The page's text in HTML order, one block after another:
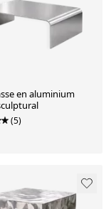
en aluminium
(5)